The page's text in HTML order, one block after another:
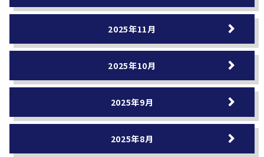
2025年11月
2025年10月
2025年9月
2025年8月